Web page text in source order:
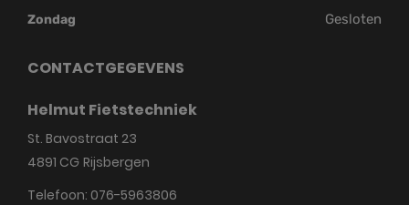
Zondag Gesloten
CONTACTGEGEVENS
Helmut Fietstechniek
St. Bavostraat 23
4891 CG Rijsbergen
Telefoon: 076-5963806